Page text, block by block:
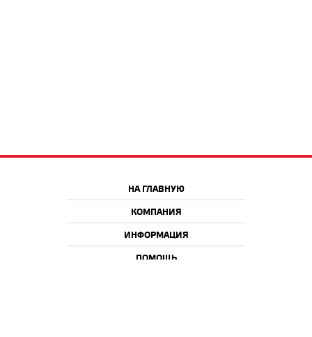
НА ГЛАВНУЮ
КОМПАНИЯ
ИНФОРМАЦИЯ
ПОМОЩЬ